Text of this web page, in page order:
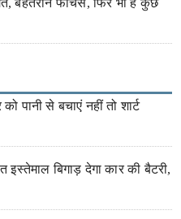
बेहतरीन फीचर्स, फिर भी है कुछ
पानी से बचाएं नहीं तो शार्ट
इस्तेमाल बिगाड़ देगा कार की बैटरी,